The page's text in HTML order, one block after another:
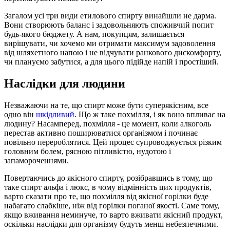
Загалом усі три види етилового спирту винайшли не дарма.
Вони створюють баланс і задовольняють споживчий попит
будь-якого бюджету. А нам, покупцям, залишається
вирішувати, чи хочемо ми отримати максимум задоволення
від шляхетного напою і не відчувати ранкового дискомфорту,
чи плануємо забутися, а для цього підійде напій і простіший.
Наслідки для людини
Незважаючи на те, що спирт може бути суперякісним, все
одно він шкідливий. Що ж таке похмілля, і як воно впливає на
людину? Насамперед, похмілля - це момент, коли алкоголь
перестав активно поширюватися організмом і починає
повільно перероблятися. Цей процес супроводжується різким
головним болем, рясною пітливістю, нудотою і
запамороченнями.
Повертаючись до якісного спирту, розібравшись в тому, що
таке спирт альфа і люкс, в чому відмінність цих продуктів,
варто сказати про те, що похмілля від якісної горілки буде
набагато слабкіше, ніж від горілки поганої якості. Саме тому,
якщо вживання неминуче, то варто вживати якісний продукт,
оскільки наслідки для організму будуть менш небезпечними.